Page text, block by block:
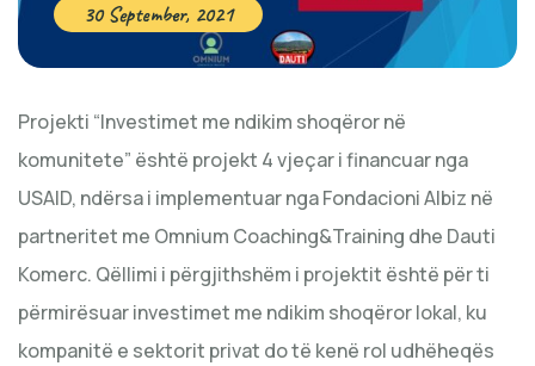
30 September, 2021
Projekti “Investimet me ndikim shoqëror në
komunitete” është projekt 4 vjeçar i financuar nga
USAID, ndërsa i implementuar nga Fondacioni Albiz në
partneritet me Omnium Coaching&Training dhe Dauti
Komerc. Qëllimi i përgjithshëm i projektit është për ti
përmirësuar investimet me ndikim shoqëror lokal, ku
kompanitë e sektorit privat do të kenë rol udhëheqës